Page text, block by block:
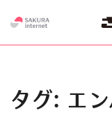
タグ: エ